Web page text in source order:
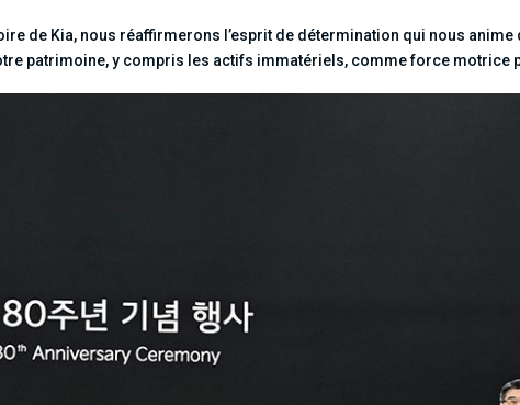
de Kia, nous réaffirmerons l’esprit de détermination qui nous
patrimoine, y compris les actifs immatériels, comme force motrice